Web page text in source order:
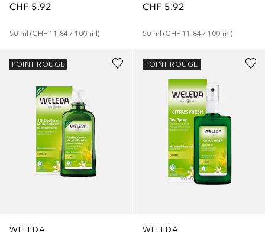
CHF 5.92
50 ml (CHF 11.84 / 100 ml)
CHF 5.92
50 ml (CHF 11.84 / 100 ml)
WELEDA
POINT ROUGE
WELEDA
POINT ROUGE